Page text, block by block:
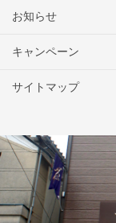
お知らせ
キャンペーン
サイトマップ